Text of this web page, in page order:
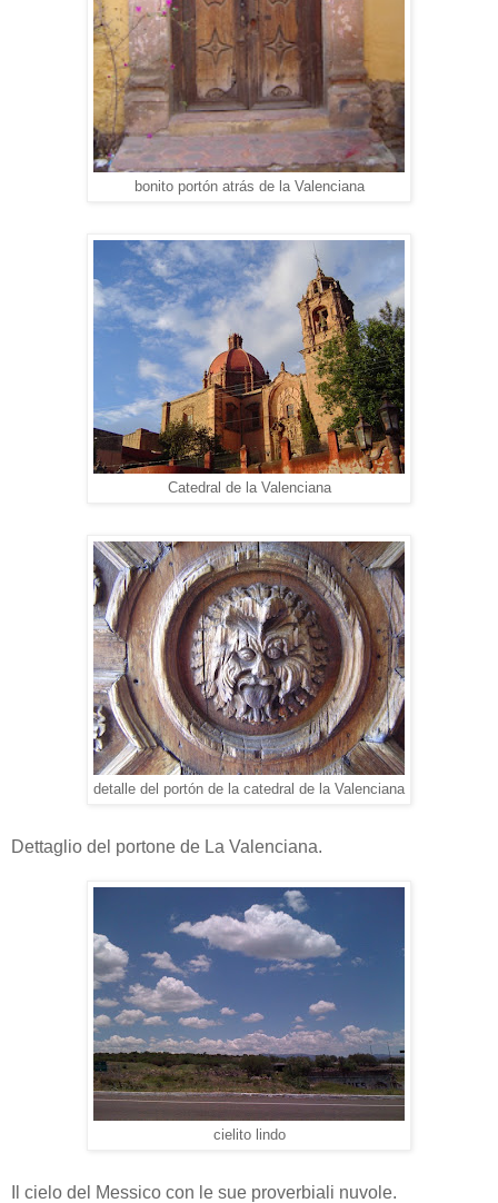
bonito portón atrás de la Valenciana
Catedral de la Valenciana
detalle del portón de la catedral de la Valenciana
Dettaglio del portone de La Valenciana.
cielito lindo
Il cielo del Messico con le sue proverbiali nuvole.